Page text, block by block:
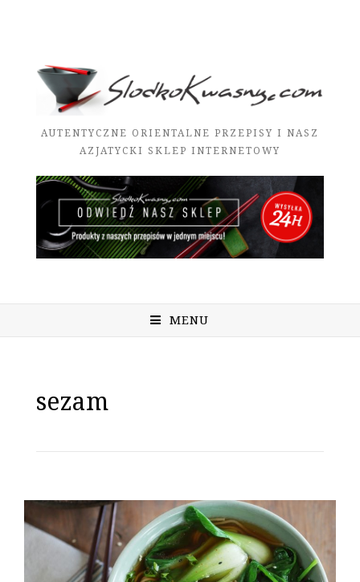
AUTENTYCZNE ORIENTALNE PRZEPISY I NASZ
AZJATYCKI SKLEP INTERNETOWY
MENU
sezam